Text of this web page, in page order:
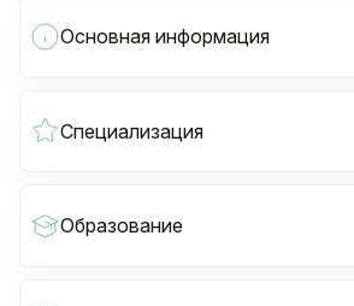
Основная информация
Специализация
Образование